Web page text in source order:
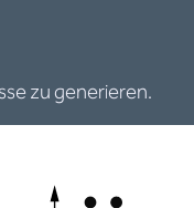
zu generieren.